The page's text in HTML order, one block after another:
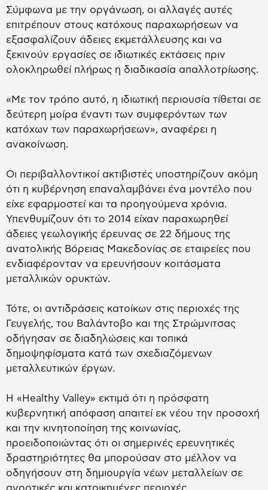
Σύμφωνα με την οργάνωση, οι αλλαγές αυτές
επιτρέπουν στους κατόχους παραχωρήσεων να
εξασφαλίζουν άδειες εκμετάλλευσης και να
ξεκινούν εργασίες σε ιδιωτικές εκτάσεις πριν
ολοκληρωθεί πλήρως η διαδικασία απαλλοτρίωσης.
«Με τον τρόπο αυτό, η ιδιωτική περιουσία τίθεται σε
δεύτερη μοίρα έναντι των συμφερόντων των
κατόχων των παραχωρήσεων», αναφέρει η
ανακοίνωση.
Οι περιβαλλοντικοί ακτιβιστές υποστηρίζουν ακόμη
ότι η κυβέρνηση επαναλαμβάνει ένα μοντέλο που
είχε εφαρμοστεί και τα προηγούμενα χρόνια.
Υπενθυμίζουν ότι το 2014 είχαν παραχωρηθεί
άδειες γεωλογικής έρευνας σε 22 δήμους της
ανατολικής Βόρειας Μακεδονίας σε εταιρείες που
ενδιαφέρονταν να ερευνήσουν κοιτάσματα
μεταλλικών ορυκτών.
Τότε, οι αντιδράσεις κατοίκων στις περιοχές της
Γευγελής, του Βαλάντοβο και της Στρώμνιτσας
οδήγησαν σε διαδηλώσεις και τοπικά
δημοψηφίσματα κατά των σχεδιαζόμενων
μεταλλευτικών έργων.
Η «Healthy Valley» εκτιμά ότι η πρόσφατη
κυβερνητική απόφαση απαιτεί εκ νέου την προσοχή
και την κινητοποίηση της κοινωνίας,
προειδοποιώντας ότι οι σημερινές ερευνητικές
δραστηριότητες θα μπορούσαν στο μέλλον να
οδηγήσουν στη δημιουργία νέων μεταλλείων σε